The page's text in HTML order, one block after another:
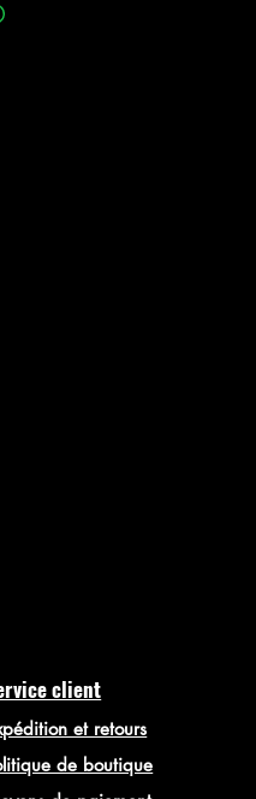
client
et retours
de boutique